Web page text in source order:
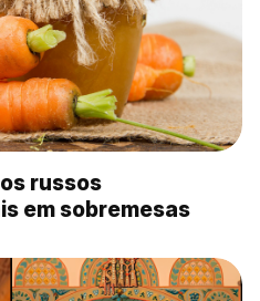
russos
em sobremesas